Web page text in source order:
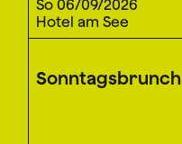
So 06/09/2026
Hotel am See
Sonntagsbrunch